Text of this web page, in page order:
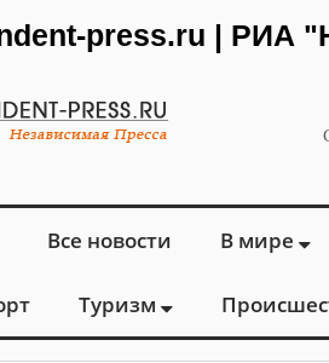
press.ru | РИА
Все новости В мире
Туризм